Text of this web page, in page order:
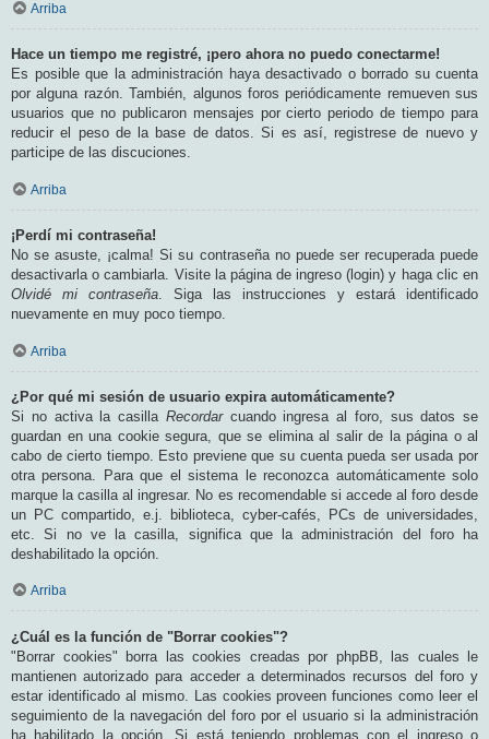
Arriba
Hace un tiempo me registré, ¡pero ahora no puedo conectarme!
Es posible que la administración haya desactivado o borrado su cuenta
por alguna razón. También, algunos foros periódicamente remueven sus
usuarios que no publicaron mensajes por cierto periodo de tiempo para
reducir el peso de la base de datos. Si es así, registrese de nuevo y
participe de las discuciones.
Arriba
¡Perdí mi contraseña!
No se asuste, ¡calma! Si su contraseña no puede ser recuperada puede
desactivarla o cambiarla. Visite la página de ingreso (login) y haga clic en
Olvidé mi contraseña. Siga las instrucciones y estará identificado
nuevamente en muy poco tiempo.
Arriba
¿Por qué mi sesión de usuario expira automáticamente?
Si no activa la casilla Recordarcuando ingresa al foro, sus datos se
guardan en una cookie segura, que se elimina al salir de la página o al
cabo de cierto tiempo. Esto previene que su cuenta pueda ser usada por
otra persona. Para que el sistema le reconozca automáticamente solo
marque la casilla al ingresar. No es recomendable si accede al foro desde
un PC compartido, e.j. biblioteca, cyber-cafés, PCs de universidades,
etc. Si no ve la casilla, significa que la administración del foro ha
deshabilitado la opción.
Arriba
¿Cuál es la función de "Borrar cookies"?
"Borrar cookies" borra las cookies creadas por phpBB, las cuales le
mantienen autorizado para acceder a determinados recursos del foro y
estar identificado al mismo. Las cookies proveen funciones como leer el
seguimiento de la navegación del foro por el usuario si la administración
ha habilitado la opción. Si está teniendo problemas con el ingreso o